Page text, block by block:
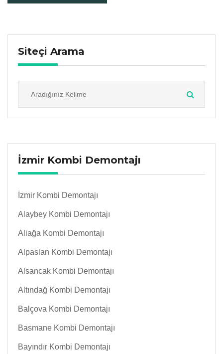
Siteçi Arama
İzmir Kombi Demontajı
İzmir Kombi Demontajı
Alaybey Kombi Demontajı
Aliağa Kombi Demontajı
Alpaslan Kombi Demontajı
Alsancak Kombi Demontajı
Altındağ Kombi Demontajı
Balçova Kombi Demontajı
Basmane Kombi Demontajı
Bayındır Kombi Demontajı